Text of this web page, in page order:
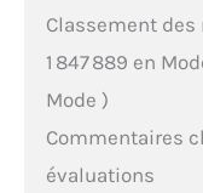
Classement des
1 847 889 en
Mode )
Commentaires
évaluations